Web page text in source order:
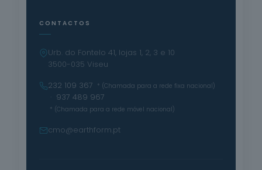
CONTACTOS
Urb. do Fontelo 41, lojas 1, 2, 3 e 10
3500-035 Viseu
232 109 367
* (Chamada para a rede fixa nacional)
· 937 489 967
* (Chamada para a rede móvel nacional)
cmo@earthform.pt